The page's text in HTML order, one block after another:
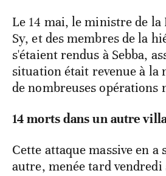
Le 14 mai, le ministre de
Sy, et des membres de la
s'étaient rendus à Sebba,
situation était revenue à la
de nombreuses opérations
14 morts dans un autre
Cette attaque massive en a
autre, menée tard